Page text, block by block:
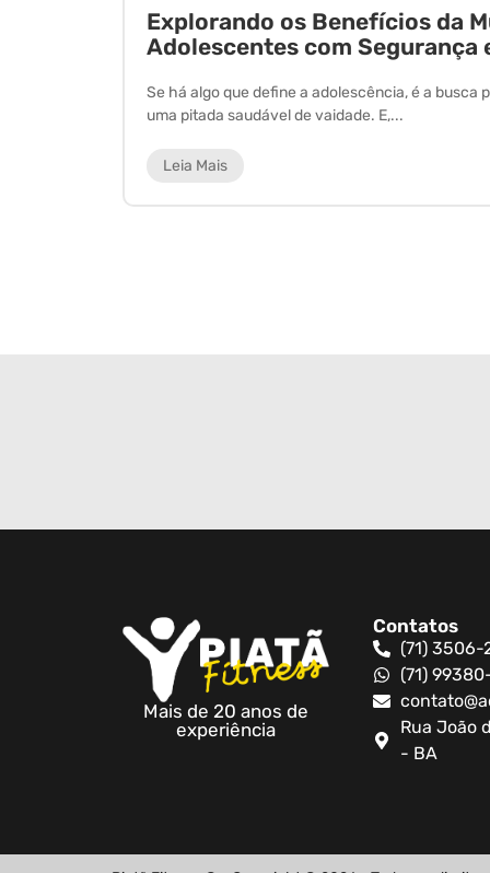
Explorando os Benefícios da
Adolescentes com Segurança
Se há algo que define a adolescência, é a busca
uma pitada saudável de vaidade. E,...
Leia Mais
Mais de 20 anos de
experiência
Contatos
(71) 3506-
(71)
Rua João
- BA